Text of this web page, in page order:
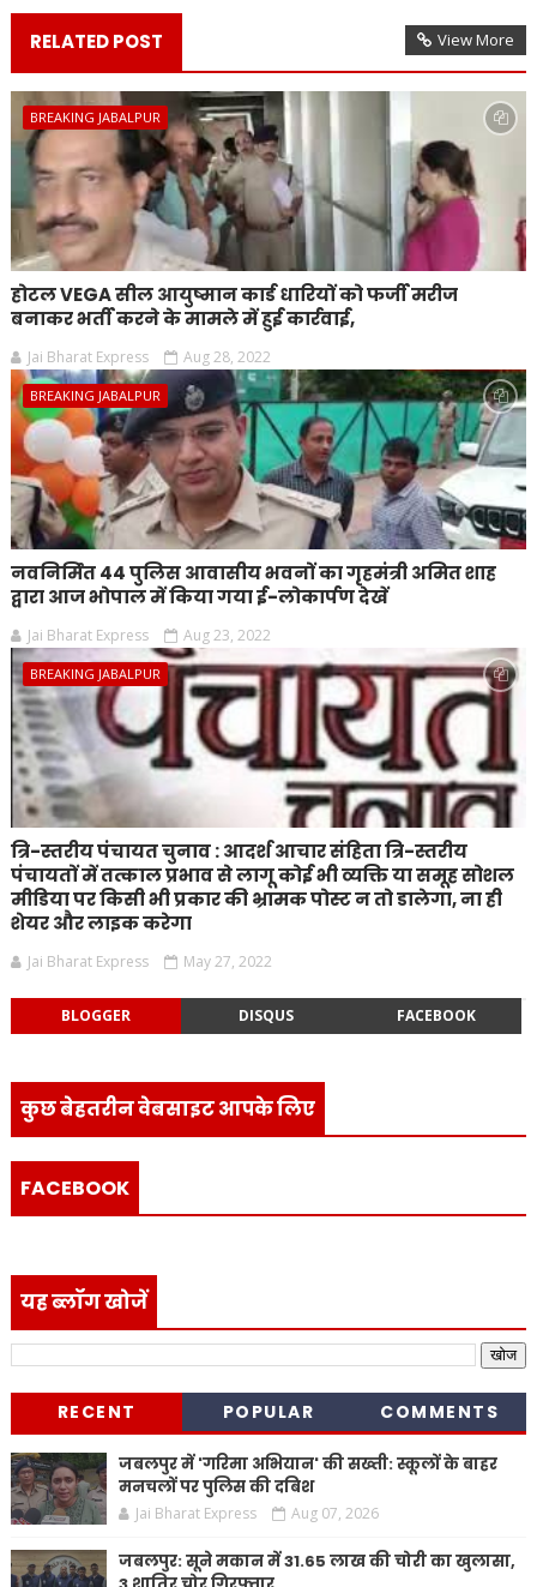
RELATED POST View More
BREAKING JABALPUR
होटल VEGA सील आयुष्मान कार्ड धारियों को फर्जी मरीज
बनाकर भर्ती करने के मामले में हुई कार्रवाई,
Jai Bharat Express Aug 28, 2022
BREAKING JABALPUR
नवनिर्मित 44 पुलिस आवासीय भवनों का गृहमंत्री अमित शाह
द्वारा आज भोपाल में किया गया ई-लोकार्पण देखें
Jai Bharat Express Aug 23, 2022
BREAKING JABALPUR
त्रि-स्तरीय पंचायत चुनाव : आदर्श आचार संहिता त्रि-स्तरीय
पंचायतों में तत्काल प्रभाव से लागू कोई भी व्यक्ति या समूह सोशल
मीडिया पर किसी भी प्रकार की भ्रामक पोस्ट न तो डालेगा, ना ही
शेयर और लाइक करेगा
Jai Bharat Express May 27, 2022
BLOGGER DISQUS FACEBOOK
कुछ बेहतरीन वेबसाइट आपके लिए
FACEBOOK
यह ब्लॉग खोजें
RECENT POPULAR COMMENTS
जबलपुर में 'गरिमा अभियान' की सख्ती: स्कूलों के बाहर
मनचलों पर पुलिस की दबिश
Jai Bharat Express Aug 07, 2026
जबलपुर: सूने मकान में 31.65 लाख की चोरी का खुलासा,